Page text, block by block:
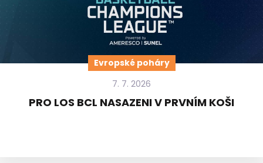
Evropské poháry
7. 7. 2026
PRO LOS BCL NASAZENI V PRVNÍM KOŠI